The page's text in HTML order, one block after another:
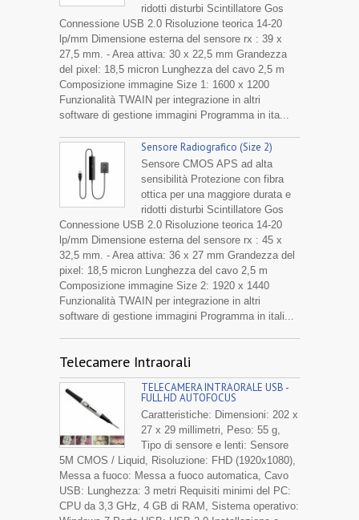
ridotti disturbi Scintillatore Gos
Connessione USB 2.0 Risoluzione teorica 14-20
lp/mm Dimensione esterna del sensore rx : 39 x
27,5 mm. - Area attiva: 30 x 22,5 mm Grandezza
del pixel: 18,5 micron Lunghezza del cavo 2,5 m
Composizione immagine Size 1: 1600 x 1200
Funzionalità TWAIN per integrazione in altri
software di gestione immagini Programma in ita...
Sensore Radiografico (Size 2)
Sensore CMOS APS ad alta
sensibilità Protezione con fibra
ottica per una maggiore durata e
ridotti disturbi Scintillatore Gos
Connessione USB 2.0 Risoluzione teorica 14-20
lp/mm Dimensione esterna del sensore rx : 45 x
32,5 mm. - Area attiva: 36 x 27 mm Grandezza del
pixel: 18,5 micron Lunghezza del cavo 2,5 m
Composizione immagine Size 2: 1920 x 1440
Funzionalità TWAIN per integrazione in altri
software di gestione immagini Programma in itali...
Telecamere Intraorali
TELECAMERA INTRAORALE USB -
FULL HD AUTOFOCUS
Caratteristiche: Dimensioni: 202 x
27 x 29 millimetri, Peso: 55 g,
Tipo di sensore e lenti: Sensore
5M CMOS / Liquid, Risoluzione: FHD (1920x1080),
Messa a fuoco: Messa a fuoco automatica, Cavo
USB: Lunghezza: 3 metri Requisiti minimi del PC:
CPU da 3,3 GHz, 4 GB di RAM, Sistema operativo: